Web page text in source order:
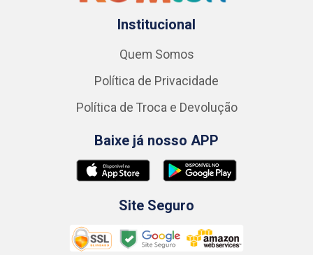
Institucional
Quem Somos
Política de Privacidade
Política de Troca e Devolução
Baixe já nosso APP
Site Seguro